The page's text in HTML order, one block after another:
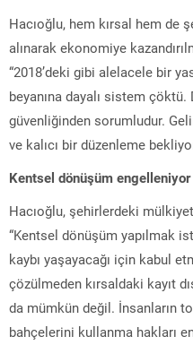
Hacıoğlu, hem kırsal hem de
alınarak ekonomiye
“2018’deki gibi alelacele bir
beyanına dayalı sistem çöktü.
güvenliğinden sorumludur.
ve kalıcı bir düzenleme
Kentsel dönüşüm engelleniyor
Hacıoğlu, şehirlerdeki
“Kentsel dönüşüm yapılmak
kaybı yaşayacağı için kabul
çözülmeden kırsaldaki kayıt
da mümkün değil. İnsanların
bahçelerini kullanma hakları